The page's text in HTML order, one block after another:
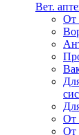
Вет.
От
От
От